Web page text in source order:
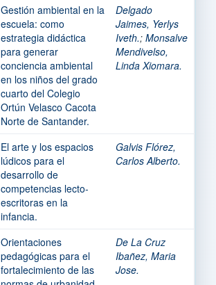
Gestión ambiental en la
escuela: como
estrategia didáctica
para generar
conciencia ambiental
en los niños del grado
cuarto del Colegio
Ortún Velasco Cacota
Norte de Santander.
Delgado
Jaimes, Yerlys
Iveth.; Monsalve
Mendivelso,
Linda Xiomara.
El arte y los espacios
lúdicos para el
desarrollo de
competencias lecto-
escritoras en la
infancia.
Galvis Flórez,
Carlos Alberto.
Orientaciones
pedagógicas para el
fortalecimiento de las
De La Cruz
Ibañez, Maria
Jose.